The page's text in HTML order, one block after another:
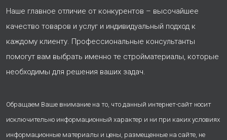
Наше главное отличие от конкурентов – высочайшее
качество товаров и услуг и индивидуальный подход к
каждому клиенту. Профессиональные консультанты
помогут вам выбрать именно те стройматериалы, которые
необходимы для решения ваших задач.
Обращаем Ваше внимание на то, что данный интернет-сайт носит
исключительно информационный характер и ни при каких условиях
информационные материалы и цены, размещенные на сайте, не